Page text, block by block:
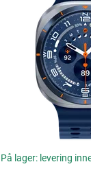
På lager: levering